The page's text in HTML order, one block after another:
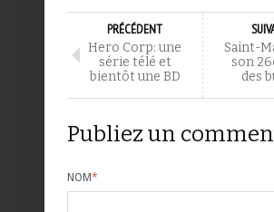
PRÉCÉDENT
Hero Corp: une
série télé et
bientôt une BD
Saint-
son
des
Publiez un
NOM*